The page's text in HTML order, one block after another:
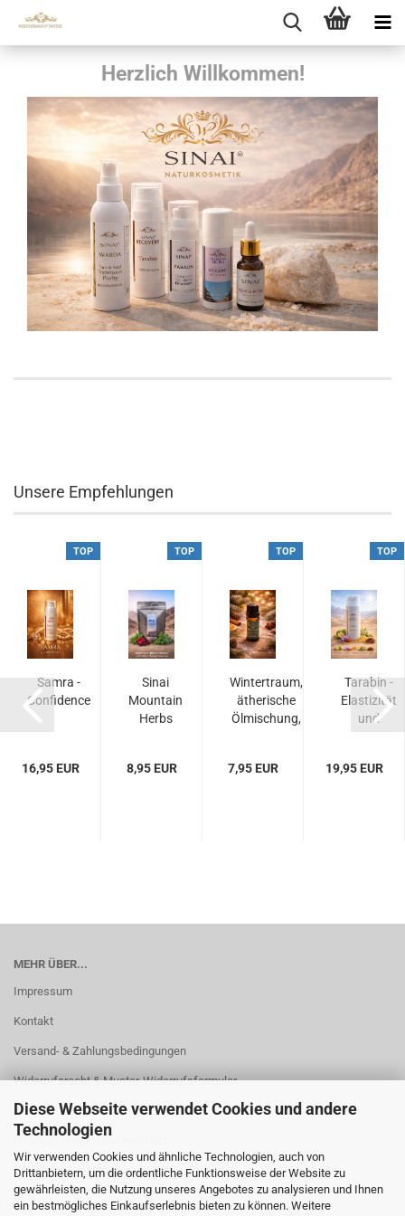
Diese Webseite verwendet Cookies und andere
Technologien
Wir verwenden Cookies und ähnliche Technologien, auch von
Drittanbietern, um die ordentliche Funktionsweise der Website zu
gewährleisten, die Nutzung unseres Angebotes zu analysieren und Ihnen
ein bestmögliches Einkaufserlebnis bieten zu können. Weitere
Herzlich Willkommen!
Unsere Empfehlungen
TOP
Samra -
Confidence
16,95 EUR
TOP
Sinai
Mountain
Herbs
Kräuter...
8,95 EUR
TOP
Wintertraum,
ätherische
Ölmischung,
7,95 EUR
TOP
Tarabin -
Elastizität
und
19,95 EUR
MEHR ÜBER...
Impressum
Kontakt
Versand- & Zahlungsbedingungen
Widerrufsrecht & Muster-Widerrufsformular
AGB
Privatsphäre und Datenschutz
Cookie Einstellungen